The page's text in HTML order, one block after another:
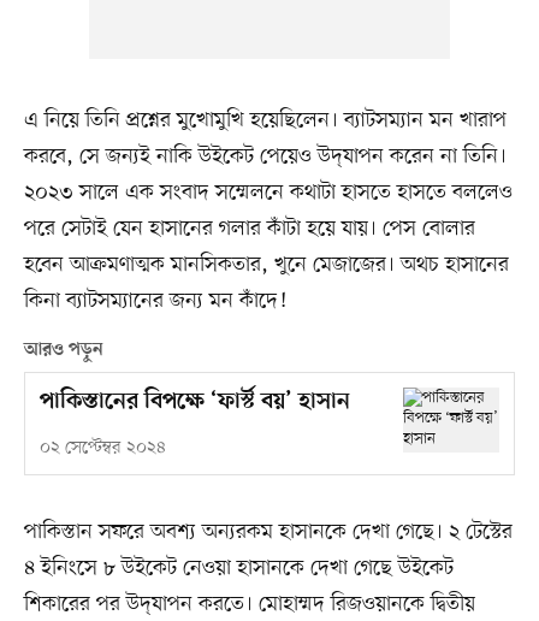
এ নিয়ে তিনি প্রশ্নের মুখোমুখি হয়েছিলেন। ব্যাটসম্যান মন খারাপ
করবে, সে জন্যই নাকি উইকেট পেয়েও উদ্‌যাপন করেন না তিনি।
২০২৩ সালে এক সংবাদ সম্মেলনে কথাটা হাসতে হাসতে বললেও
পরে সেটাই যেন হাসানের গলার কাঁটা হয়ে যায়। পেস বোলার
হবেন আক্রমণাত্মক মানসিকতার, খুনে মেজাজের। অথচ হাসানের
কিনা ব্যাটসম্যানের জন্য মন কাঁদে!
আরও পড়ুন
পাকিস্তানের বিপক্ষে ‘ফার্স্ট বয়’ হাসান
০২ সেপ্টেম্বর ২০২৪
পাকিস্তান সফরে অবশ্য অন্যরকম হাসানকে দেখা গেছে। ২ টেস্টের
৪ ইনিংসে ৮ উইকেট নেওয়া হাসানকে দেখা গেছে উইকেট
শিকারের পর উদ্‌যাপন করতে। মোহাম্মদ রিজওয়ানকে দ্বিতীয়